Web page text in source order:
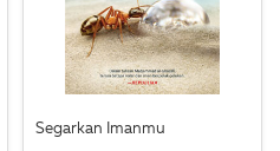
Segarkan Imanmu